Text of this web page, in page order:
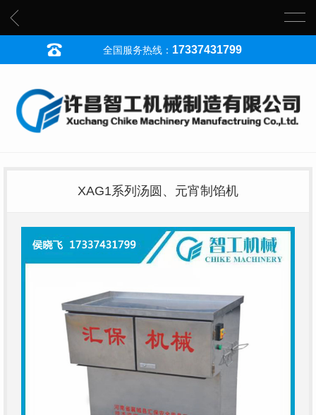
全国服务热线： 17337431799
XAG1系列汤圆、元宵制馅机